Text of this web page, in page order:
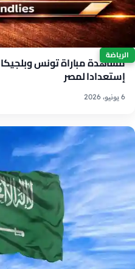
الرياضة
مشاهدة مباراة تونس
إستعدادا لمصر
6 يونيو، 2026